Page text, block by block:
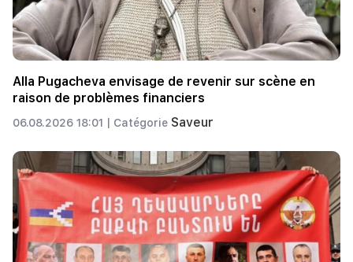
Alla Pugacheva envisage de revenir sur scène en
raison de problèmes financiers
06.08.2026 18:01 | Catégorie Saveur